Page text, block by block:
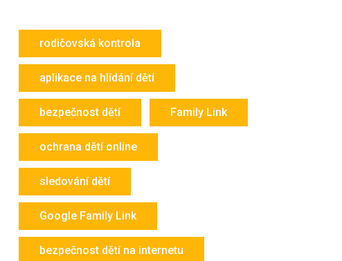
rodičovská kontrola
aplikace na hlídání dětí
bezpečnost dětí Family Link
ochrana dětí online
sledování dětí
Google Family Link
bezpečnost dětí na internetu